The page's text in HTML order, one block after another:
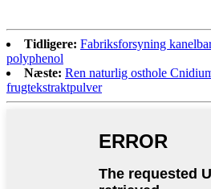
Tidligere: Fabriksforsyning
polyphenol
Næste: Ren naturlig osthole
frugtekstraktpulver